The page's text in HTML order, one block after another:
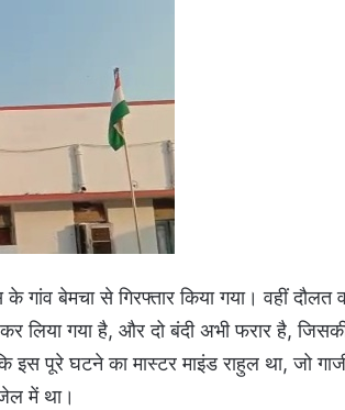
बेमचा से गिरफ्तार किया गया। वहीं
कर लिया गया है, और दो बंदी अभी फरार है,
इस पूरे घटने का मास्टर माइंड राहुल था, जो
में था।